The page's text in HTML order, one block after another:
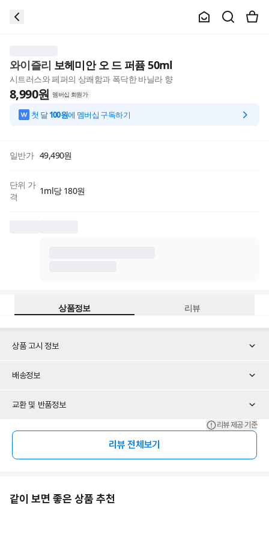
와이즐리 보헤미안 오 드 퍼퓸 50ml
시트러스와 페퍼의 상쾌함과 폭닥한 바닐라 향
8,990원 멤버십 회원가
첫 달100원에 멤버십 구독하기
일반가 49,490원
단위 가
격
1ml당 180원
상품정보 리뷰
상품 고시 정보
배송정보
교환 및 반품정보
리뷰 제공 기준
리뷰 전체보기
같이 보면 좋은 상품 추천